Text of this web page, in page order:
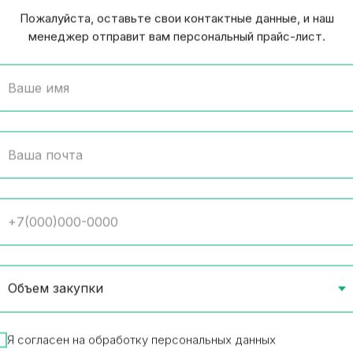
Coffee Signature Blend
упаковке
₽ / 1 шт
12 шт в упаковке
Товар в наличии
Пожалуйста, оставьте свои контактные данные, и наш
менеджер отправит вам персональный прайс-лист.
Я согласен на обработку персональных данных